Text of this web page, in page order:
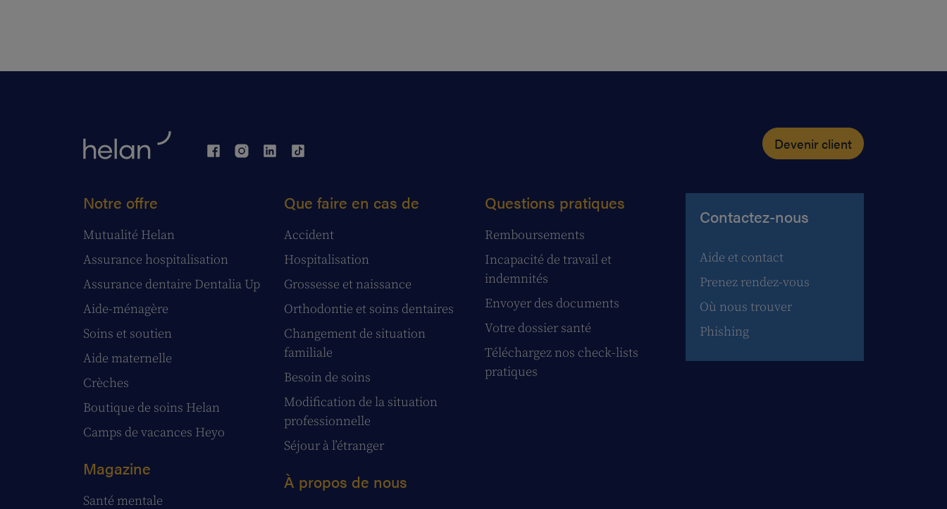
Devenir client
Notre offre
Mutualité Helan
Assurance hospitalisation
Assurance dentaire Dentalia Up
Aide-ménagère
Soins et soutien
Aide maternelle
Crèches
Boutique de soins Helan
Camps de vacances Heyo
Magazine
Santé mentale
Que faire en cas de
Accident
Hospitalisation
Grossesse et naissance
Orthodontie et soins dentaires
Changement de situation
familiale
Besoin de soins
Modification de la situation
professionnelle
Séjour à l’étranger
À propos de nous
Questions pratiques
Remboursements
Incapacité de travail et
indemnités
Envoyer des documents
Votre dossier santé
Téléchargez nos check-lists
pratiques
Contactez-nous
Aide et contact
Prenez rendez-vous
Où nous trouver
Phishing